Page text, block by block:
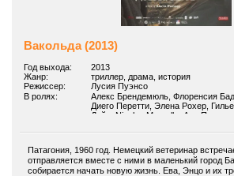
Вакольда (2013)
Год выхода:
2013
Жанр:
триллер, драма, история
Режиссер:
Лусия Пуэнсо
В ролях:
Алекс Брендемюль, Флоренсия
Диего Перетти, Элена Рохер,
Дайц, Nicolas Marsella, Ана
Патагония, 1960 год. Немецкий ветеринар
отправляется вместе с ними в маленький город
собирается начать новую жизнь. Ева, Энцо и их